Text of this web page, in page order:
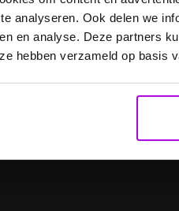
analyseren. Ook delen we
en analyse. Deze partners
hebben verzameld op basis